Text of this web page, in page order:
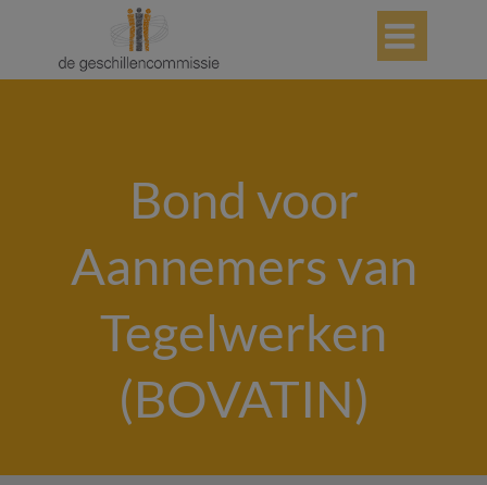

Bond voor
Aannemers van
Tegelwerken
(BOVATIN)